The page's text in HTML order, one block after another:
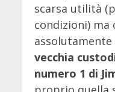
scarsa utilità
condizioni) ma
vecchia
numero 1 di